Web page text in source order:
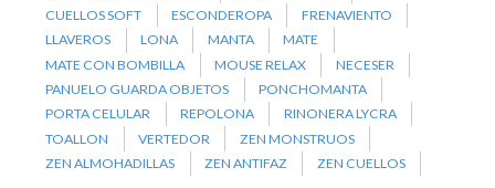
CUELLOS SOFT
ESCONDEROPA
FRENAVIENTO
LLAVEROS
LONA MANTA
MATE
MATE CON BOMBILLA
MOUSE RELAX
NECESER
PANUELO GUARDA OBJETOS
PONCHOMANTA
PORTA CELULAR
REPOLONA
RINONERA LYCRA
TOALLON
VERTEDOR
ZEN MONSTRUOS
ZEN ALMOHADILLAS
ZEN ANTIFAZ ZEN CUELLOS